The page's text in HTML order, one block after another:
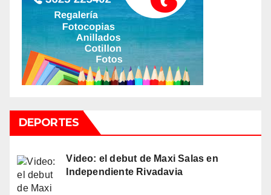
DEPORTES
Video: el debut de Maxi Salas en
Independiente Rivadavia